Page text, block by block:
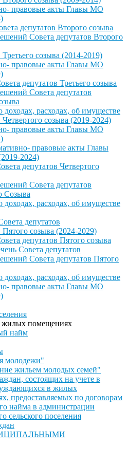
правовые акты Главы МО
депутатов Второго созыва
Совета депутатов Второго
созыва (2014-2019)
правовые акты Главы МО
депутатов Третьего созыва
Совета депутатов
доходах, расходах, об имуществе
созыва (2019-2024)
правовые акты Главы МО
правовые акты Главы
2024)
депутатов Четвертого
Совета депутатов
Созыва
доходах, расходах, об имуществе
депутатов
Пятого созыва (2024-2029)
депутатов Пятого созыва
Совета депутатов
Совета депутатов Пятого
доходах, расходах, об имуществе
правовые акты Главы МО
помещениях
найм
молодежи"
жильем молодых семей"
состоящих на учете в
в жилых
предоставляемых по договорам
найма в администрации
сельского поселения